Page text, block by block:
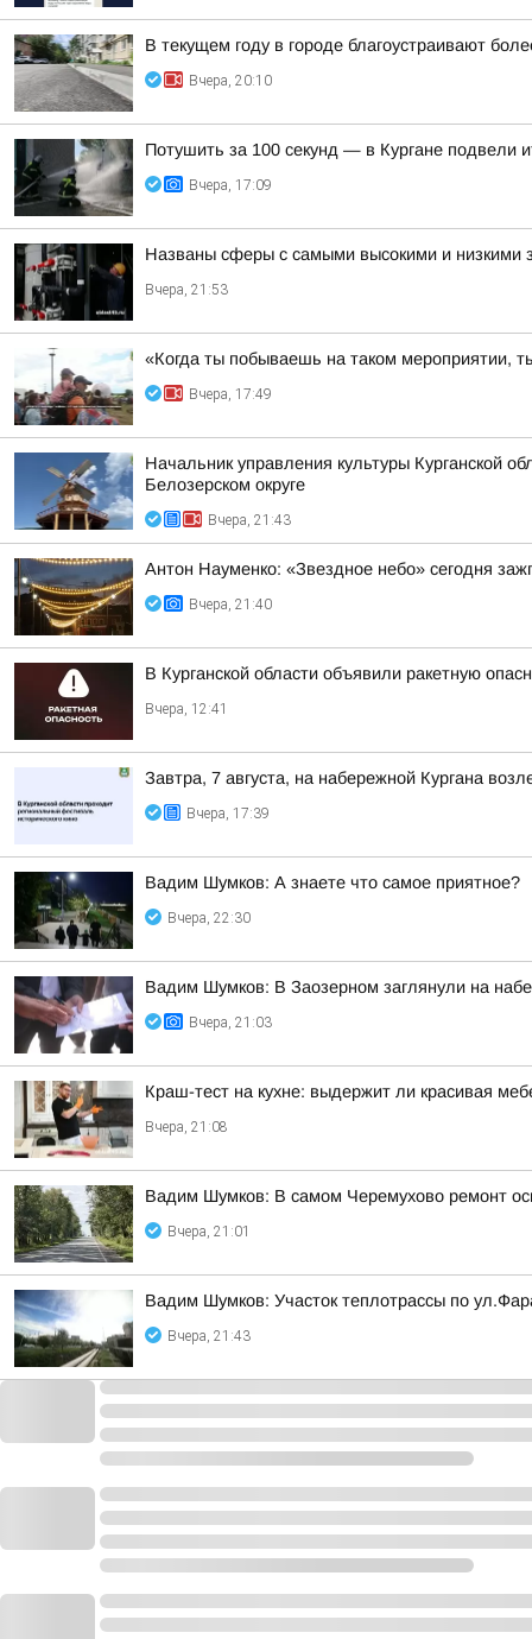
В текущем году в городе благоустраивают
Вчера, 20:10
Потушить за 100 секунд — в Кургане подвели
Вчера, 17:09
Названы сферы с самыми высокими и низкими
Вчера, 21:53
«Когда ты побываешь на таком мероприятии,
Вчера, 17:49
Начальник управления культуры Курганской
Белозерском округе
Вчера, 21:43
Антон Науменко: «Звездное небо» сегодня
Вчера, 21:40
В Курганской области объявили ракетную
Вчера, 12:41
Завтра, 7 августа, на набережной Кургана
Вчера, 17:39
Вадим Шумков: А знаете что самое приятное?
Вчера, 22:30
Вадим Шумков: В Заозерном заглянули на
Вчера, 21:03
Краш-тест на кухне: выдержит ли красивая
Вчера, 21:08
Вадим Шумков: В самом Черемухово ремонт
Вчера, 21:01
Вадим Шумков: Участок теплотрассы по
Вчера, 21:43